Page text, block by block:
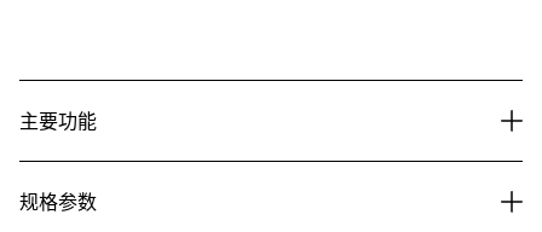
主要功能
规格参数